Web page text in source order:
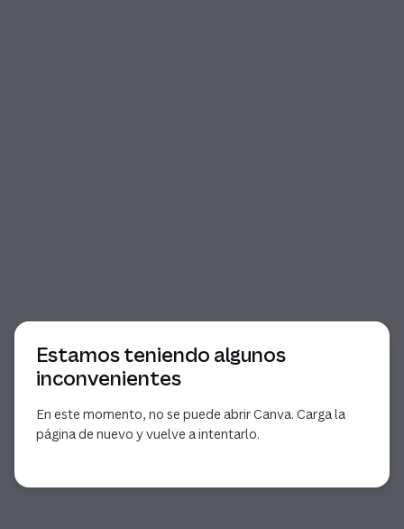
Estamos teniendo algunos
inconvenientes
En este momento, no se puede abrir Canva. Carga la
página de nuevo y vuelve a intentarlo.